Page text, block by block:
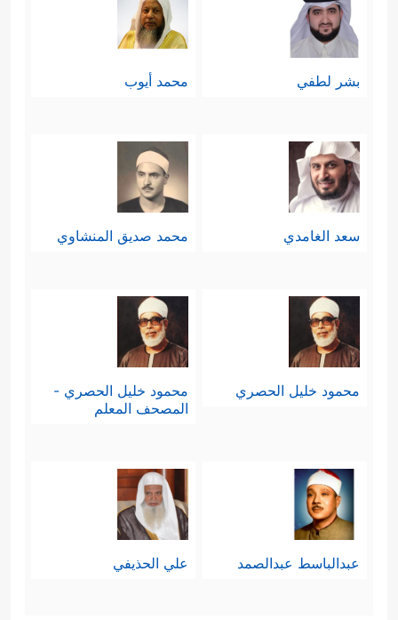
بشر لطفي محمد أيوب
سعد الغامدي محمد صديق المنشاوي
محمود خليل الحصري
محمود خليل الحصري -
المصحف المعلم
عبدالباسط عبدالصمد علي الحذيفي